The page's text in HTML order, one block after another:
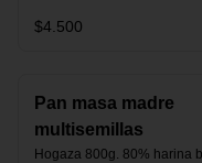
y nuez.
$4.500
Pan masa madre
multisemillas
Hogaza 800g. 80% harina